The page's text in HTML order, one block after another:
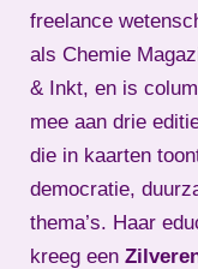
freelance
als Chemie
& Inkt, en is
mee aan drie
die in kaarten
democratie,
thema’s. Haar
kreeg een